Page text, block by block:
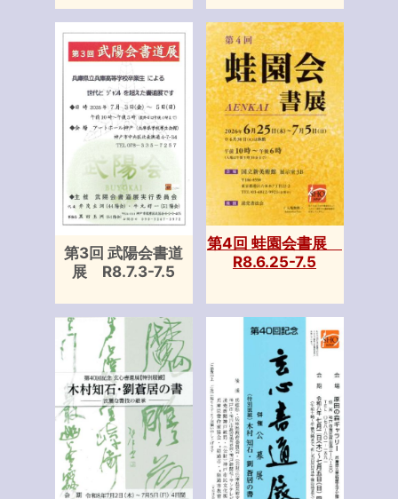
第3回 武陽会書道
展 R8.7.3-7.5
第4回 蛙園会書展
R8.6.25-7.5